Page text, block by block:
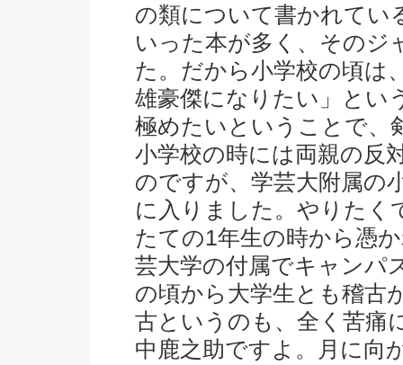
の類について書かれてい
いった本が多く、そのジ
た。だから小学校の頃は
雄豪傑になりたい」とい
極めたいということで、
小学校の時には両親の反
のですが、学芸大附属の
に入りました。やりたく
たての1年生の時から憑
芸大学の付属でキャンパ
の頃から大学生とも稽古
古というのも、全く苦痛
中鹿之助ですよ。月に向